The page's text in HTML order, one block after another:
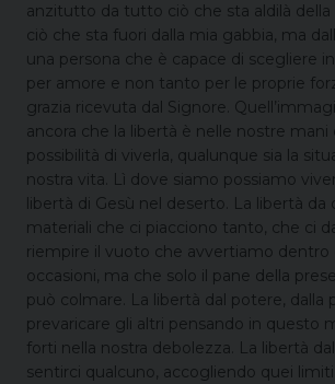
anzitutto da tutto ciò che sta aldilà della
ciò che sta fuori dalla mia gabbia, ma
una persona che è capace di scegliere
per amore e non tanto per le proprie
grazia ricevuta dal Signore.
ancora che la libertà è nelle nostre mani
possibilità di viverla, qualunque sia la
nostra vita. Lì dove siamo possiamo
libertà di Gesù nel deserto. La libertà da
materiali che ci piacciono tanto, che ci
riempire il vuoto che avvertiamo dentro
occasioni, ma che solo il pane della
può colmare. La libertà dal potere, dalla
prevaricare gli altri pensando in questo
forti nella nostra debolezza. La libertà
sentirci qualcuno, accogliendo quei